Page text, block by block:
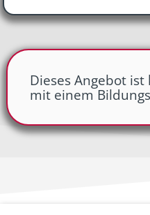
Dieses Angebot
mit einem